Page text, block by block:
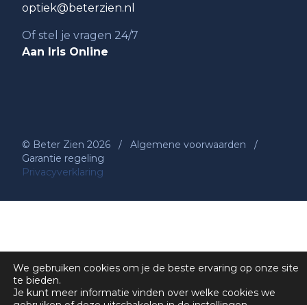
optiek@beterzien.nl
Of stel je vragen 24/7
Aan Iris Online
© Beter Zien 2026 / Algemene voorwaarden
/
Garantie regeling
Privacyverklaring
We gebruiken cookies om je de beste ervaring op onze site
te bieden.
Je kunt meer informatie vinden over welke cookies we